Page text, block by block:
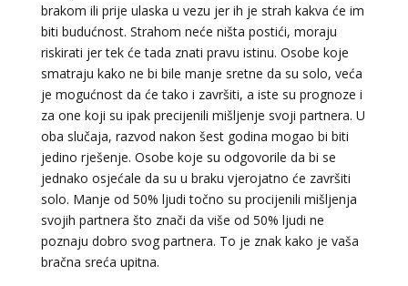
brakom ili prije ulaska u vezu jer ih je strah kakva će im
biti budućnost. Strahom neće ništa postići, moraju
riskirati jer tek će tada znati pravu istinu. Osobe koje
smatraju kako ne bi bile manje sretne da su solo, veća
je mogućnost da će tako i završiti, a iste su prognoze i
za one koji su ipak precijenili mišljenje svoji partnera. U
oba slučaja, razvod nakon šest godina mogao bi biti
jedino rješenje. Osobe koje su odgovorile da bi se
jednako osjećale da su u braku vjerojatno će završiti
solo. Manje od 50% ljudi točno su procijenili mišljenja
svojih partnera što znači da više od 50% ljudi ne
poznaju dobro svog partnera. To je znak kako je vaša
bračna sreća upitna.
ELA / Kod 151
Tarot savjetnik je zauzet
TEHNIKE:astrologija, tarot, numerološki tarot, visak, feng
shui numerologija, anđeoski brojevi, tumačenje snova,
rune, kristali, reiki, terapija bojama, anđeoske karte,
iscjeljivanje anđeoskim energijama
Broj tel: 064/600-600
tel:0,93€ - mob:1,12€ min